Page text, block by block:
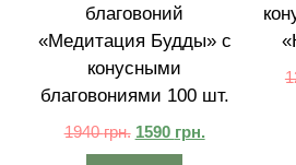
благовоний
«Медитация Будды» с
конусными
благовониями 100 шт.
1940грн. 1590 грн.